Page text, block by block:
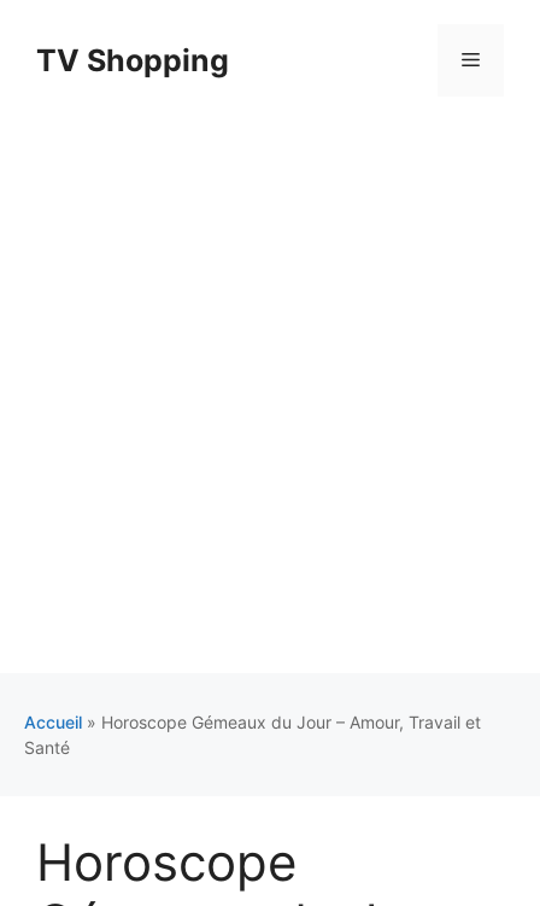
contenuTV Shopping Menu
Accueil » Horoscope Gémeaux du Jour – Amour, Travail et
Santé
Horoscope